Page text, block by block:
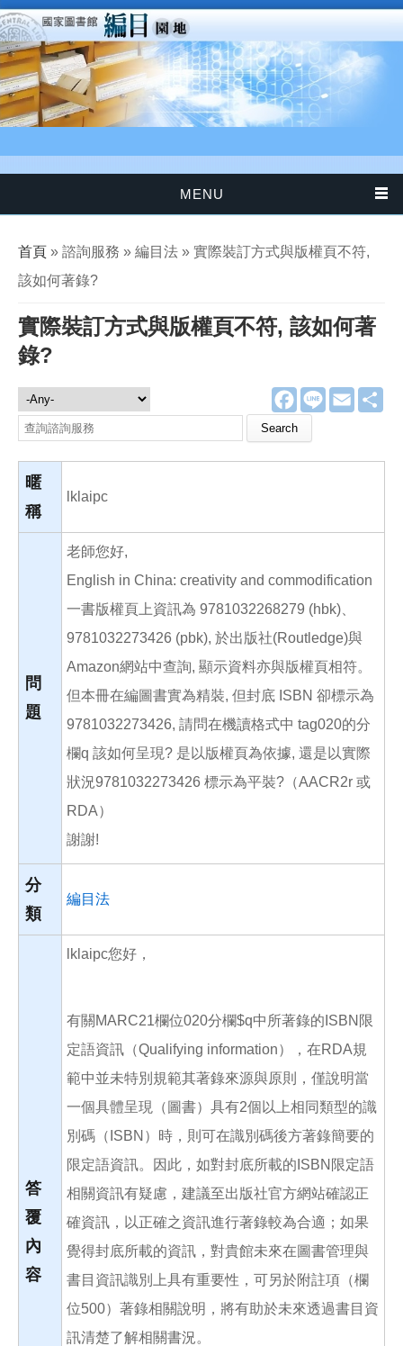
移至主內容
MENU
您在這裡
首頁 » 諮詢服務 » 編目法 » 實際裝訂方式與版權頁不符,
該如何著錄?
實際裝訂方式與版權頁不符, 該如何著
錄?
F
a
e
o
L
E
m
諮詢服務
Search this site
暱
稱
lklaipc
問
題
老師您好,
English in China: creativity and commodification
一書版權頁上資訊為 9781032268279 (hbk)、
9781032273426 (pbk), 於出版社(Routledge)與
Amazon網站中查詢, 顯示資料亦與版權頁相符。
但本冊在編圖書實為精裝, 但封底 ISBN 卻標示為
9781032273426, 請問在機讀格式中 tag020的分
欄q 該如何呈現? 是以版權頁為依據, 還是以實際
狀況9781032273426 標示為平裝?（AACR2r 或
RDA）
謝謝!
分
類
編目法
答
覆
內
容
lklaipc您好，
有關MARC21欄位020分欄$q中所著錄的ISBN限
定語資訊（Qualifying information），在RDA規
範中並未特別規範其著錄來源與原則，僅說明當
一個具體呈現（圖書）具有2個以上相同類型的識
別碼（ISBN）時，則可在識別碼後方著錄簡要的
限定語資訊。因此，如對封底所載的ISBN限定語
相關資訊有疑慮，建議至出版社官方網站確認正
確資訊，以正確之資訊進行著錄較為合適；如果
覺得封底所載的資訊，對貴館未來在圖書管理與
書目資訊識別上具有重要性，可另於附註項（欄
位500）著錄相關說明，將有助於未來透過書目資
訊清楚了解相關書況。